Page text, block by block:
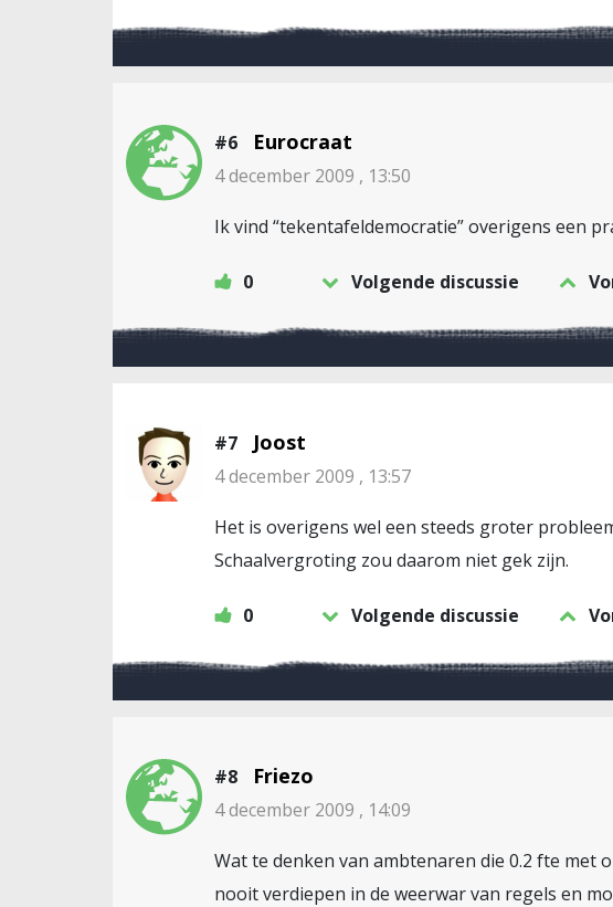
#6 Eurocraat
4 december 2009 , 13:50
Ik vind “tekentafeldemocratie” overigens een
0 Volgende discussie
#7 Joost
4 december 2009 , 13:57
Het is overigens wel een steeds groter
Schaalvergroting zou daarom niet gek zijn.
0 Volgende discussie
#8 Friezo
4 december 2009 , 14:09
Wat te denken van ambtenaren die 0.2 fte met
nooit verdiepen in de weerwar van regels en